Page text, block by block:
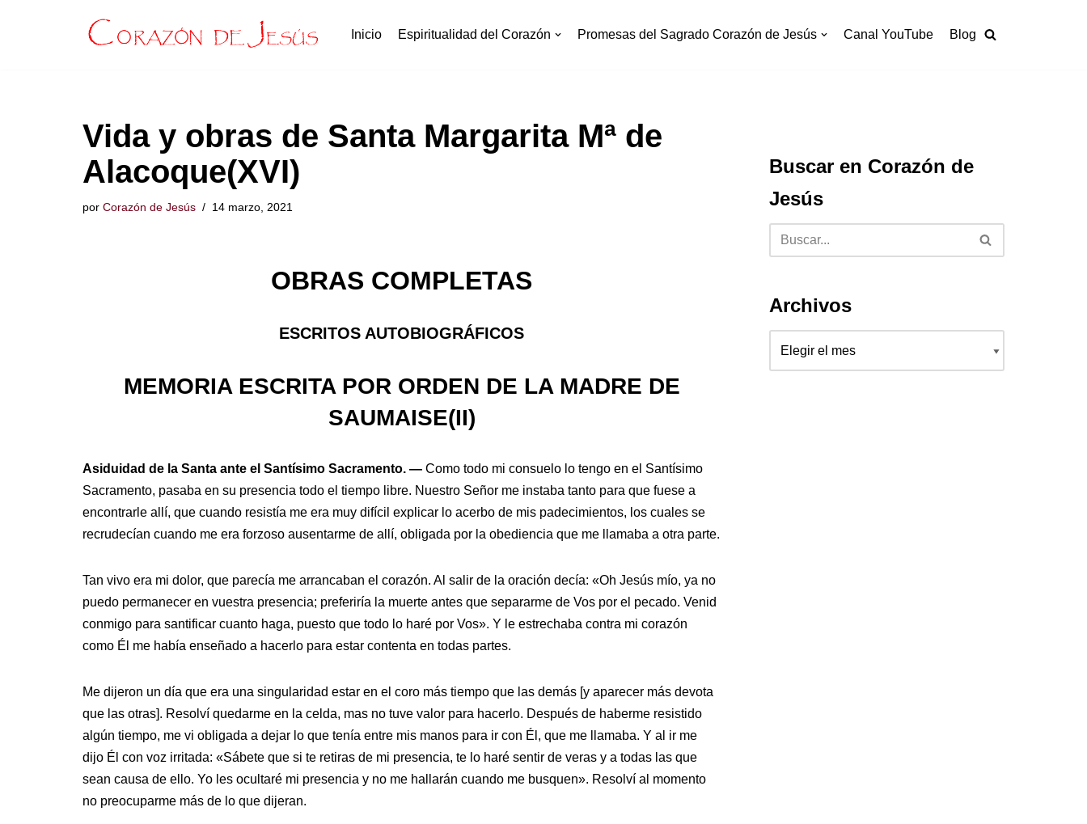
Inicio Espiritualidad del Corazón Promesas del Sagrado Corazón de Jesús Canal YouTube Blog
Vida y obras de Santa Margarita Mª de
Alacoque(XVI)
por Corazón de Jesús 14 marzo, 2021
OBRAS COMPLETAS
ESCRITOS AUTOBIOGRÁFICOS
MEMORIA ESCRITA POR ORDEN DE LA MADRE DE
SAUMAISE(II)
Asiduidad de la Santa ante el Santísimo Sacramento. — Como todo mi consuelo lo tengo en el Santísimo
Sacramento, pasaba en su presencia todo el tiempo libre. Nuestro Señor me instaba tanto para que fuese a
encontrarle allí, que cuando resistía me era muy difícil explicar lo acerbo de mis padecimientos, los cuales se
recrudecían cuando me era forzoso ausentarme de allí, obligada por la obediencia que me llamaba a otra parte.
Tan vivo era mi dolor, que parecía me arrancaban el corazón. Al salir de la oración decía: «Oh Jesús mío, ya no
puedo permanecer en vuestra presencia; preferiría la muerte antes que separarme de Vos por el pecado. Venid
conmigo para santificar cuanto haga, puesto que todo lo haré por Vos». Y le estrechaba contra mi corazón
como Él me había enseñado a hacerlo para estar contenta en todas partes.
Me dijeron un día que era una singularidad estar en el coro más tiempo que las demás [y aparecer más devota
que las otras]. Resolví quedarme en la celda, mas no tuve valor para hacerlo. Después de haberme resistido
algún tiempo, me vi obligada a dejar lo que tenía entre mis manos para ir con Él, que me llamaba. Y al ir me
dijo Él con voz irritada: «Sábete que si te retiras de mi presencia, te lo haré sentir de veras y a todas las que
sean causa de ello. Yo les ocultaré mi presencia y no me hallarán cuando me busquen». Resolví al momento
no preocuparme más de lo que dijeran.
Buscar en Corazón de
Jesús
Archivos